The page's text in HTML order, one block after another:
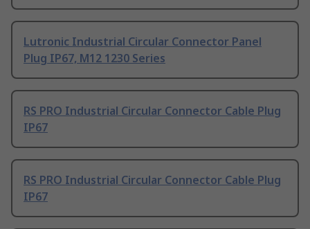
Lutronic Industrial Circular Connector Panel
Plug IP67, M12 1230 Series
RS PRO Industrial Circular Connector Cable Plug
IP67
RS PRO Industrial Circular Connector Cable Plug
IP67